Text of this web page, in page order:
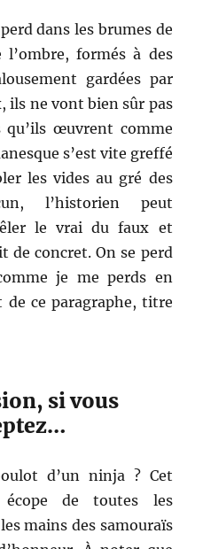
dans les brumes de
l’ombre, formés à des
gardées par
ils ne vont bien sûr pas
œuvrent comme
s’est vite greffé
les vides au gré des
l’historien peut
le vrai du faux et
de concret. On se perd
je me perds en
de ce paragraphe, titre
si vous
d’un ninja ? Cet
de toutes les
mains des samouraïs